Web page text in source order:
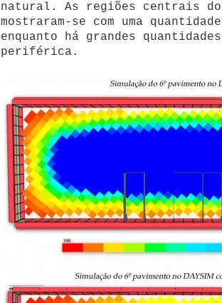
natural. As regiões centrais
mostraram-se com uma
enquanto há grandes
periférica.